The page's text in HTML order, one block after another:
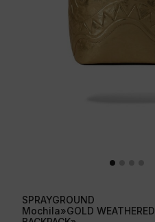
SPRAYGROUND
Mochila»GOLD WEATHERED